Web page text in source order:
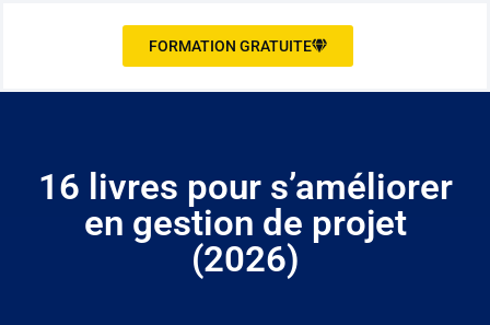
FORMATION GRATUITE
16 livres pour s’améliorer
en gestion de projet
(2026)